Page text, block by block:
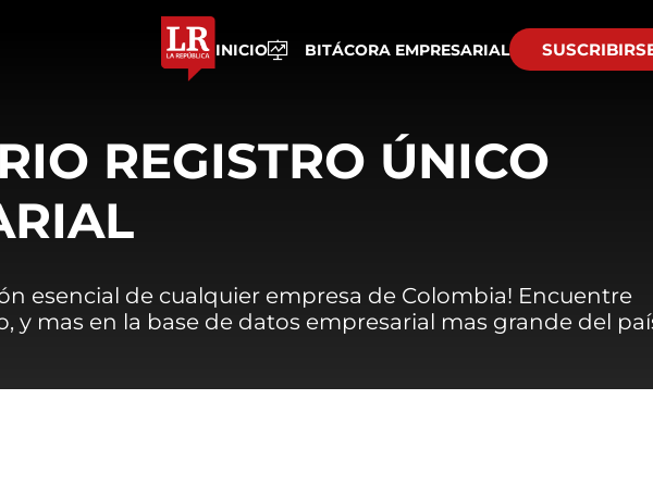
INICIO BITÁCORA EMPRESARIAL
REGISTRO ÚNICO
esencial de cualquier empresa de Colombia! Encuentre
y mas en la base de datos empresarial mas grande del